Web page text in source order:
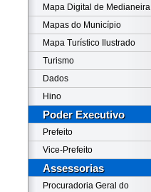
Mapa Digital de Medianeira
Mapas do Município
Mapa Turístico Ilustrado
Turismo
Dados
Hino
Poder Executivo
Prefeito
Vice-Prefeito
Assessorias
Procuradoria Geral do